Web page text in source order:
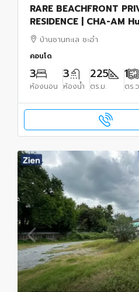
RARE BEACHFRONT
RESIDENCE | CHA-AM
บ้านชานทะเล ชะอำ
คอนโด
3
ห้องนอน
3
ห้องน้ำ
225
ตร.ม.
1
ตร.